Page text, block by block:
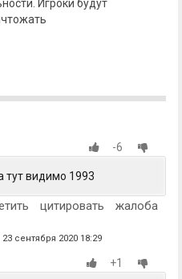
Игроки будут
-6
тут видимо 1993
цитировать жалоба
сентября 2020 18:29
+1